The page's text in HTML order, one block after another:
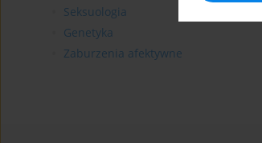
Seksuologia
Genetyka
Zaburzenia afektywne